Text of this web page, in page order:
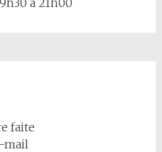
à 21h00
faite
mail